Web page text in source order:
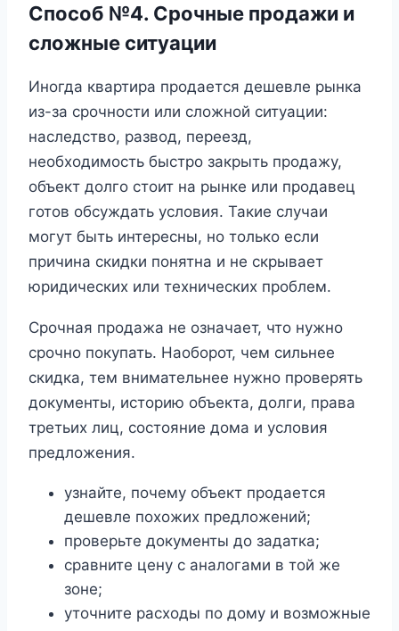
Способ №4. Срочные продажи и
сложные ситуации
Иногда квартира продается дешевле рынка
из-за срочности или сложной ситуации:
наследство, развод, переезд,
необходимость быстро закрыть продажу,
объект долго стоит на рынке или продавец
готов обсуждать условия. Такие случаи
могут быть интересны, но только если
причина скидки понятна и не скрывает
юридических или технических проблем.
Срочная продажа не означает, что нужно
срочно покупать. Наоборот, чем сильнее
скидка, тем внимательнее нужно проверять
документы, историю объекта, долги, права
третьих лиц, состояние дома и условия
предложения.
узнайте, почему объект продается
дешевле похожих предложений;
проверьте документы до задатка;
сравните цену с аналогами в той же
зоне;
уточните расходы по дому и возможные